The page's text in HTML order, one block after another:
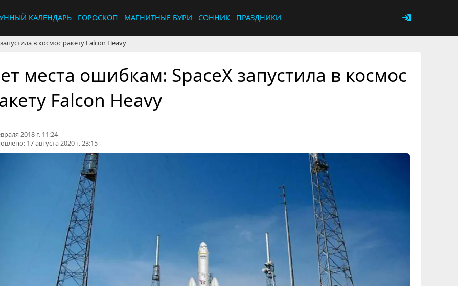
КАЛЕНДАРЬ ГОРОСКОП МАГНИТНЫЕ БУРИ СОННИК ПРАЗДНИКИ
в космос ракету Falcon Heavy
места ошибкам: SpaceX запустила в космос
Falcon Heavy
2018 г. 11:24
17 августа 2020 г. 23:15